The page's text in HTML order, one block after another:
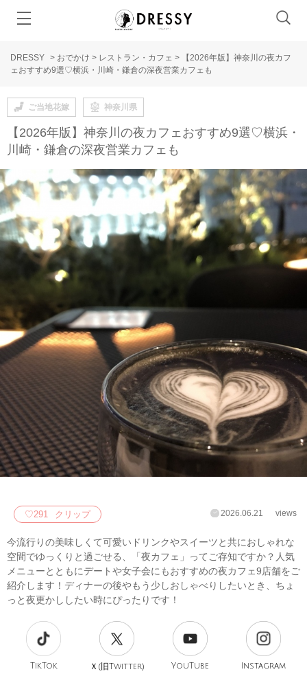
DRESSY > おでかけ > レストラン・カフェ >
【2026年版】神奈川の夜カフ
ェおすすめ9選♡横浜・川崎・鎌倉の深夜営業カフェも
ご当地花嫁 神奈川県
【2026年版】神奈川の夜カフェおすすめ9選♡横浜・
川崎・鎌倉の深夜営業カフェも
♡291 クリップ 2026.06.21 views
今流行りの美味しくて可愛いドリンクやスイーツと共におしゃれな
空間でゆっくりと過ごせる、「夜カフェ」ってご存知ですか？人気
メニューとともにデートや女子会にもおすすめの夜カフェ9店舗をご
紹介します！ディナーの後やもう少しおしゃべりしたいとき、ちょ
っと夜更かししたい時にぴったりです！
TikTok Ｘ(旧Twitter) YouTube Instagram